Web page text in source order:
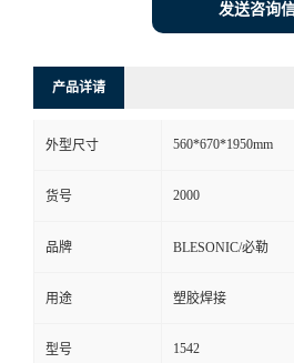
发送咨询
产品详请
外型尺寸 560*670*1950mm
货号 2000
品牌 BLESONIC/必勒
用途 塑胶焊接
型号 1542